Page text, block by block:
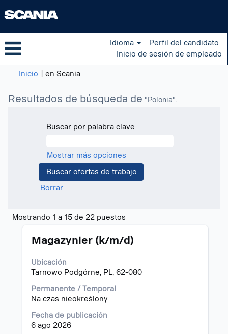
Idioma
Perfil del candidato
Inicio de sesión de empleado
Inicio en Scania(página
Resultados de búsqueda de "Polonia".
Buscar por palabra clave
Mostrar más opciones
Borrar
Mostrando 1 a 15 de 22 puestos
búsqueda
de
Mostrando
Título
Magazynier (k/m/d)
Ubicación
Tarnowo Podgórne, PL, 62-080
Permanente / Temporal
Na czas nieokreślony
Fecha de publicación
6 ago 2026
Utilice
barra
espaciadora
ver
el
completo
de